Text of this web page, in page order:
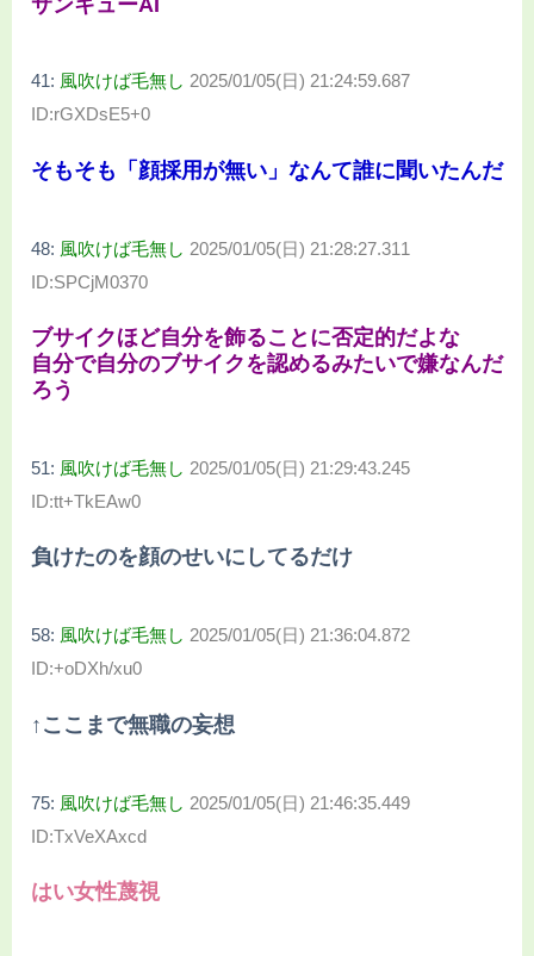
サンキューAI
41: 風吹けば毛無し 2025/01/05(日) 21:24:59.687
ID:rGXDsE5+0
そもそも「顔採用が無い」なんて誰に聞いたんだ
48: 風吹けば毛無し 2025/01/05(日) 21:28:27.311
ID:SPCjM0370
ブサイクほど自分を飾ることに否定的だよな
自分で自分のブサイクを認めるみたいで嫌なんだ
ろう
51: 風吹けば毛無し 2025/01/05(日) 21:29:43.245
ID:tt+TkEAw0
負けたのを顔のせいにしてるだけ
58: 風吹けば毛無し 2025/01/05(日) 21:36:04.872
ID:+oDXh/xu0
↑ここまで無職の妄想
75: 風吹けば毛無し 2025/01/05(日) 21:46:35.449
ID:TxVeXAxcd
はい女性蔑視